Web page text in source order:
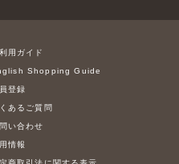
用ガイド
Shopping Guide
登録
あるご質問
い合わせ
情報